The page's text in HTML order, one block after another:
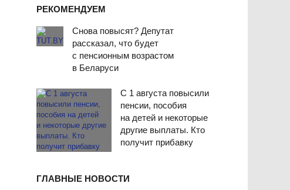
РЕКОМЕНДУЕМ
Снова повысят? Депутат
рассказал, что будет
с пенсионным возрастом
в Беларуси
С 1 августа повысили
пенсии, пособия
на детей и некоторые
другие выплаты. Кто
получит прибавку
ГЛАВНЫЕ НОВОСТИ